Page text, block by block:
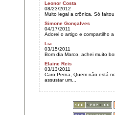
Leonor Costa
08/23/2012
Muito legal a crônica. Só faltou
Simone Gonçalves
04/17/2011
Adorei o artigo e compartilho a
Lia
03/15/2011
Bom dia Marco, achei muito
Elaine Reis
03/13/2011
Caro Perna, Quem não está
assustar um...